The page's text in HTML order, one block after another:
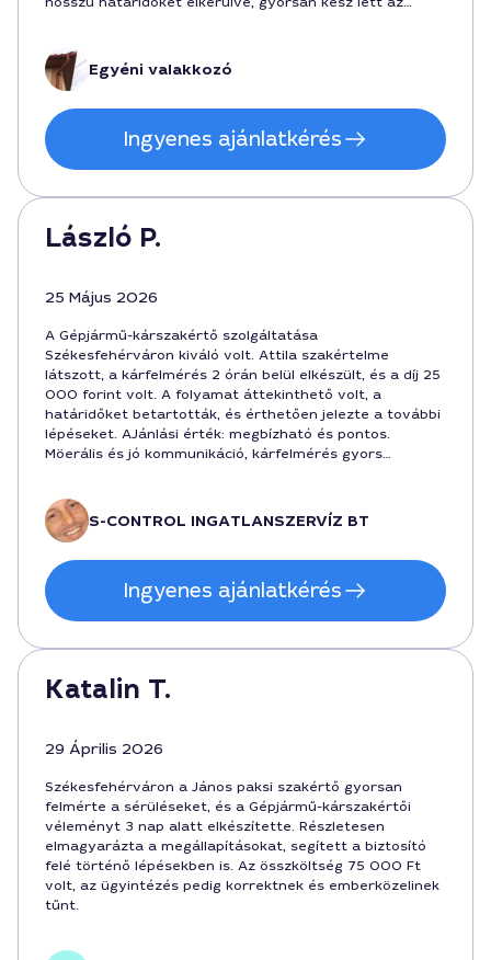
Egyéni valakkozó
Ingyenes ajánlatkérés
László P.
25 Május 2026
A Gépjármű-kárszakértő szolgáltatása
Székesfehérváron kiváló volt. Attila szakértelme
látszott, a kárfelmérés 2 órán belül elkészült, és a díj 25
000 forint volt. A folyamat áttekinthető volt, a
határidőket betartották, és érthetően jelezte a további
lépéseket. AJánlási érték: megbízható és pontos.
Möerális és jó kommunikáció, kárfelmérés gyors
S-CONTROL INGATLANSZERVÍZ BT
Ingyenes ajánlatkérés
Katalin T.
29 Április 2026
Székesfehérváron a János paksi szakértő gyorsan
felmérte a sérüléseket, és a Gépjármű-kárszakértői
véleményt 3 nap alatt elkészítette. Részletesen
elmagyarázta a megállapításokat, segített a biztosító
felé történő lépésekben is. Az összköltség 75 000 Ft
volt, az ügyintézés pedig korrektnek és emberközelinek
tűnt.